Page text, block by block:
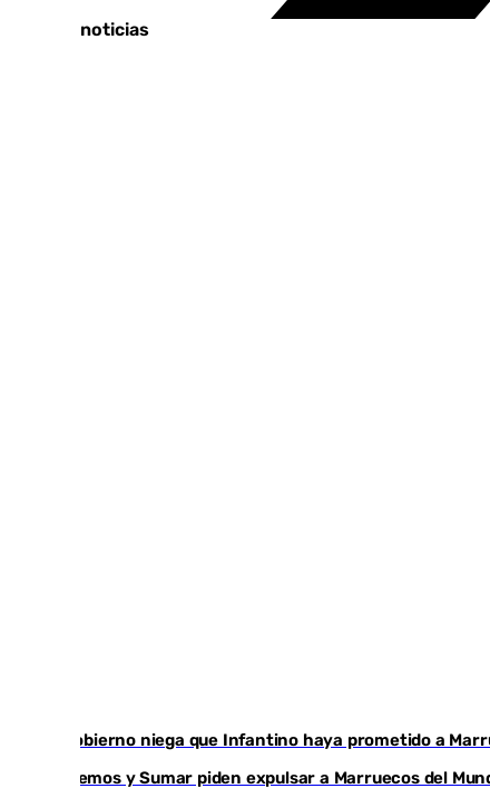
Últimas noticias
El Gobierno niega que Infantino haya prometido a
Podemos y Sumar piden expulsar a Marruecos del